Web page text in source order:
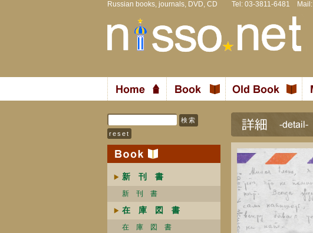
Russian books, journals, DVD, CD Tel: 03-3811-6481 Mail:
新 刊 書
新 刊 書
在 庫 図 書
在 庫 図 書